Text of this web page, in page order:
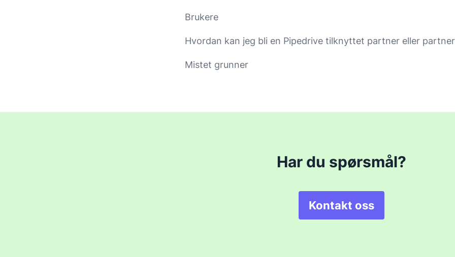
Brukere
Hvordan kan jeg bli en Pipedrive tilknyttet partner eller
Mistet grunner
Har du spørsmål?
Kontakt oss